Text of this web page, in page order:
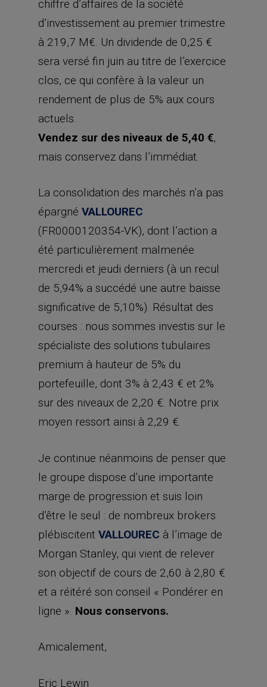
chiffre d’affaires de la société
d’investissement au premier trimestre
à 219,7 M€. Un dividende de 0,25 €
sera versé fin juin au titre de l’exercice
clos, ce qui confère à la valeur un
rendement de plus de 5% aux cours
actuels.
Vendez sur des niveaux de 5,40 €,
mais conservez dans l’immédiat.
La consolidation des marchés n’a pas
épargné VALLOUREC
(FR0000120354-VK), dont l’action a
été particulièrement malmenée
mercredi et jeudi derniers (à un recul
de 5,94% a succédé une autre baisse
significative de 5,10%). Résultat des
courses : nous sommes investis sur le
spécialiste des solutions tubulaires
premium à hauteur de 5% du
portefeuille, dont 3% à 2,43 € et 2%
sur des niveaux de 2,20 €. Notre prix
moyen ressort ainsi à 2,29 €.
Je continue néanmoins de penser que
le groupe dispose d’une importante
marge de progression et suis loin
d’être le seul : de nombreux brokers
plébiscitent VALLOUREC à l’image de
Morgan Stanley, qui vient de relever
son objectif de cours de 2,60 à 2,80 €
et a réitéré son conseil « Pondérer en
ligne ». Nous conservons.
Amicalement,
Eric Lewin